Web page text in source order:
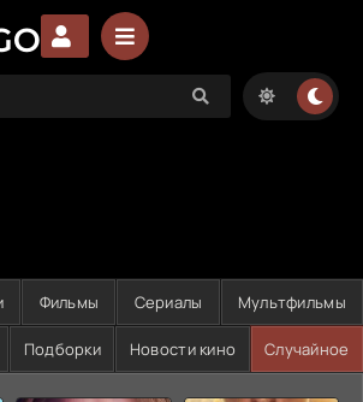
Фильмы Сериалы Мультфильмы
Подборки Новости кино Случайное